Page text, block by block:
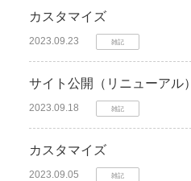
カスタマイズ
2023.09.23 雑記
サイト公開（リニューアル）
2023.09.18 雑記
カスタマイズ
2023.09.05 雑記